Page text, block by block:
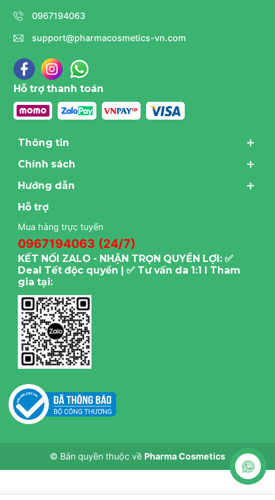
0967194063
support@pharmacosmetics-vn.com
Hỗ trợ thanh toán
Thông tin
Chính sách
Hướng dẫn
Hỗ trợ
Mua hàng trực tuyến
0967194063 (24/7)
KẾT NỐI ZALO - NHẬN TRỌN QUYỀN LỢI: ✅
Deal Tết độc quyền | ✅ Tư vấn da 1:1 I Tham
gia tại:
© Bản quyền thuộc về Pharma Cosmetics